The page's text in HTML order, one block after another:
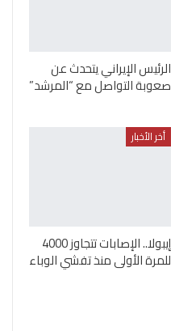
الرئيس الإيراني يتحدث عن
صعوبة التواصل مع “المرشد”
أخر الأخبار
إيبولا.. الإصابات تتجاوز 4000
للمرة الأولى منذ تفشي الوباء